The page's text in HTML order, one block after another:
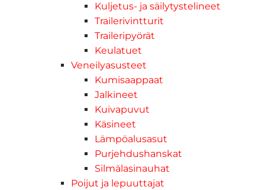
Kuljetus- ja säilytystelineet
Trailerivintturit
Traileripyörät
Keulatuet
Veneilyasusteet
Kumisaappaat
Jalkineet
Kuivapuvut
Käsineet
Lämpöalusasut
Purjehdushanskat
Silmälasinauhat
Poijut ja lepuuttajat